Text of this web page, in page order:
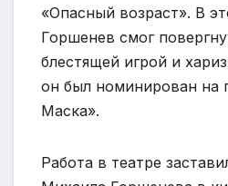
«Опасный возраст». В
Горшенев смог
блестящей игрой и
он был номинирован на
Маска».
Работа в театре